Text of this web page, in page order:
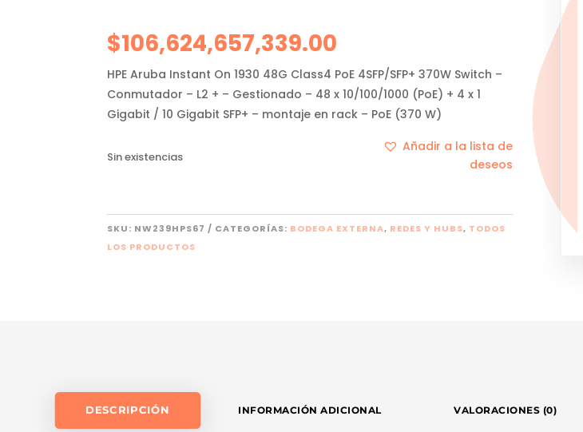
$106,624,657,339.00
HPE Aruba Instant On 1930 48G Class4 PoE 4SFP/SFP+ 370W Switch –
Conmutador – L2 + – Gestionado – 48 x 10/100/1000 (PoE) + 4 x 1
Gigabit / 10 Gigabit SFP+ – montaje en rack – PoE (370 W)
Sin existencias
Añadir a la lista de
deseos
SKU: NW239HPS67 CATEGORÍAS: BODEGA EXTERNA, REDES Y HUBS, TODOS
LOS PRODUCTOS
DESCRIPCIÓN INFORMACIÓN ADICIONAL VALORACIONES (0)